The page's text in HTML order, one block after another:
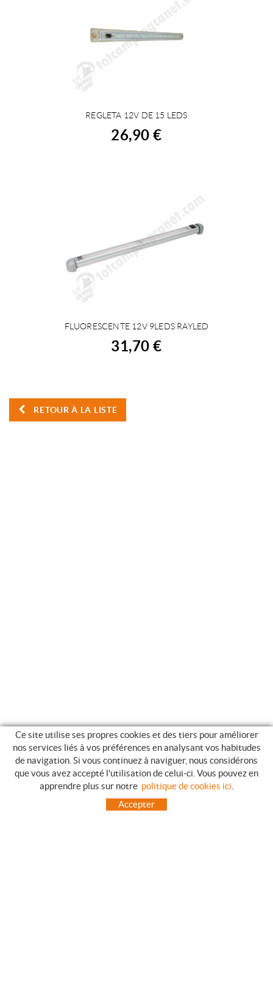
ACHETER
REGLETA 12V DE 15 LEDS
26,90 €
ACHETER
FLUORESCENTE 12V 9LEDS RAYLED
31,70 €
RETOUR À LA LISTE
GUIDE DES ACHATS
COMMENT ACHETER
QUESTIONS HABITUELLES
Ce site utilise ses propres cookies et des tiers pour améliorer
nos services liés à vos préférences en analysant vos habitudes
de navigation. Si vous continuez à naviguer, nous considérons
que vous avez accepté l'utilisation de celui-ci. Vous pouvez en
apprendre plus sur notre politique de cookies ici
Accepter